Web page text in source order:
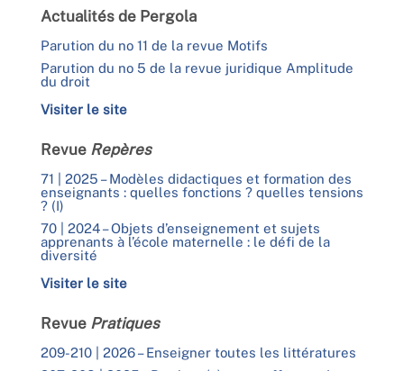
Actualités de Pergola
Parution du no 11 de la revue Motifs
Parution du no 5 de la revue juridique Amplitude
du droit
Visiter le site
Revue Repères
71 | 2025 – Modèles didactiques et formation des
enseignants : quelles fonctions ? quelles tensions
? (I)
70 | 2024 – Objets d’enseignement et sujets
apprenants à l’école maternelle : le défi de la
diversité
Visiter le site
Revue Pratiques
209-210 | 2026 – Enseigner toutes les littératures